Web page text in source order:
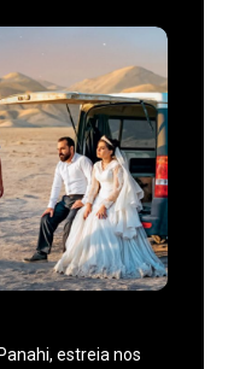
estreia nos